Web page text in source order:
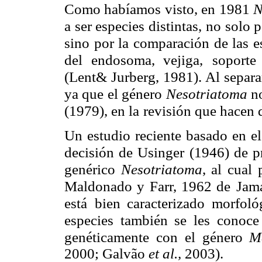
Como habíamos visto, en 1981
a ser especies distintas, no solo
sino por la comparación de las
del endosoma, vejiga,
(Lent& Jurberg, 1981). Al
ya que el género Nesotriatoma
(1979), en la revisión que hacen
Un estudio reciente basado en
decisión de Usinger (1946) de
genérico Nesotriatoma, al cual
Maldonado y Farr, 1962 de
está bien caracterizado
especies también se les
genéticamente con el género
2000; Galvão et al., 2003).